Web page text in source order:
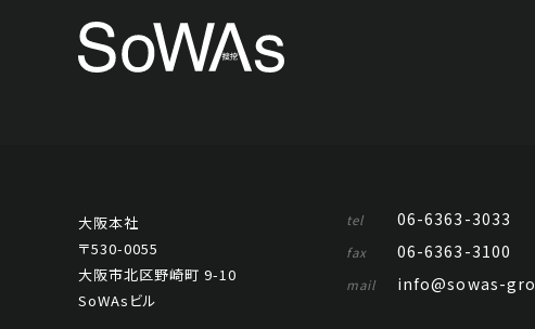
大阪本社
〒530-0055
大阪市北区野崎町 9-10
SoWAsビル
tel 06-6363-3033
fax 06-6363-3100
mail info@sowas-